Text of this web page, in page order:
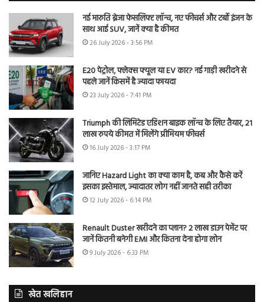
नई मारुति ब्रेजा फेसलिफ्ट लॉन्च, नए फीचर्स और टर्बो इंजन के
साथ आई SUV, जानें क्या है कीमत
26 July 2026 - 3:56 PM
E20 पेट्रोल, फ्लेक्स फ्यूल या EV कार? नई गाड़ी खरीदने से
पहले जानें किसमें है ज्यादा फायदा
23 July 2026 - 7:41 PM
Triumph की लिमिटेड एडिशन बाइक लॉन्च के लिए तैयार, 21
लाख रुपये कीमत में मिलेंगे प्रीमियम फीचर्स
16 July 2026 - 3:17 PM
जानिए Hazard Light का क्या काम है, कब और कैसे करें
इसका इस्तेमाल, ज्यादातर लोग नहीं जानते सही तरीका
12 July 2026 - 6:14 PM
Renault Duster खरीदने का प्लान? 2 लाख डाउन पेमेंट पर
जानें कितनी बनेगी EMI और कितना देना होगा लोन
9 July 2026 - 6:33 PM
खेत खलिहान